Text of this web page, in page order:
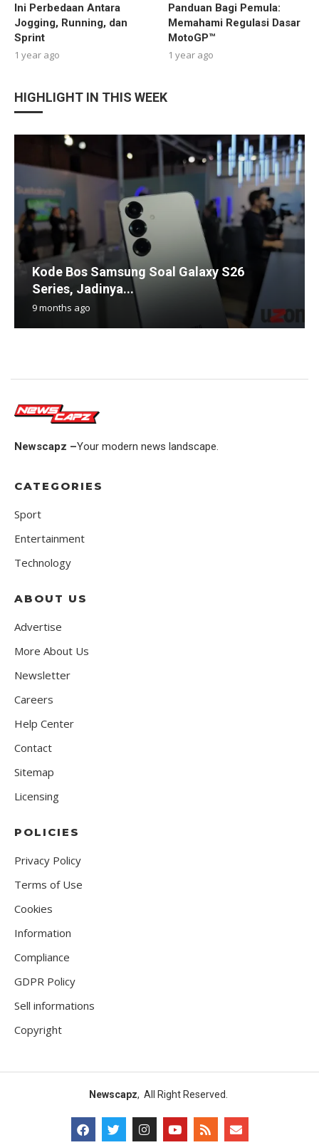
Ini Perbedaan Antara
Jogging, Running, dan
Sprint
1 year ago
Panduan Bagi Pemula:
Memahami Regulasi Dasar
MotoGP™
1 year ago
HIGHLIGHT IN THIS WEEK
Kode Bos Samsung Soal Galaxy S26
Series, Jadinya...
9 months ago
Newscapz –Your modern news landscape.
CATEGORIES
Sport
Entertainment
Technology
ABOUT US
Advertise
More About Us
Newsletter
Careers
Help Center
Contact
Sitemap
Licensing
POLICIES
Privacy Policy
Terms of Use
Cookies
Information
Compliance
GDPR Policy
Sell informations
Copyright
Newscapz, All Right Reserved.